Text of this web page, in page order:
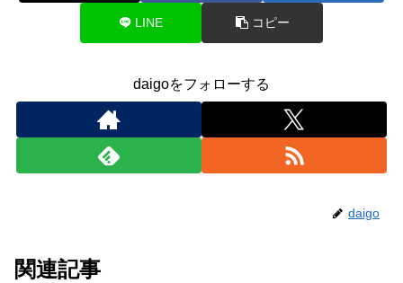
LINE コピー
daigoをフォローする
daigo
関連記事